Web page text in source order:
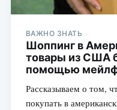
ВАЖНО ЗНАТЬ
Шоппинг в
товары из США
помощью
Рассказываем о том,
покупать в